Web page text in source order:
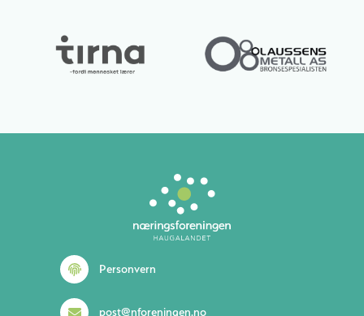
Personvern
post@nforeningen.no
Lurer du på noe? 😊